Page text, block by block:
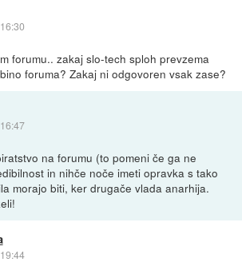
forumu.. zakaj slo-tech sploh prevzema
foruma? Zakaj ni odgovoren vsak zase?
na forumu (to pomeni če ga ne
in nihče noče imeti opravka s tako
morajo biti, ker drugače vlada anarhija.